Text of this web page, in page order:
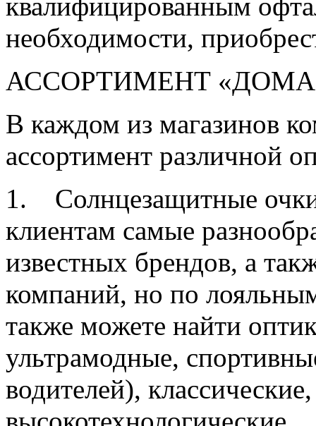
необходимости,
АССОРТИМЕНТ
В каждом из магазинов
ассортимент различной
1. Солнцезащитные
клиентам самые
известных брендов, а
компаний, но по
также можете найти
ультрамодные,
водителей),